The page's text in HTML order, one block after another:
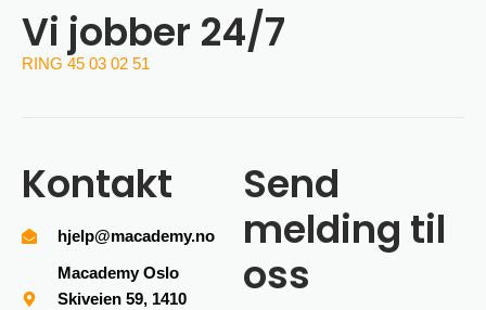
Vi jobber 24/7
RING 45 03 02 51
Kontakt
hjelp@macademy.no
Macademy Oslo
Skiveien 59, 1410
Send
melding til
oss